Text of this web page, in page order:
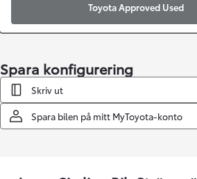
Toyota Approved Used
Spara konfigurering
Skriv ut
Spara bilen på mitt MyToyota-konto